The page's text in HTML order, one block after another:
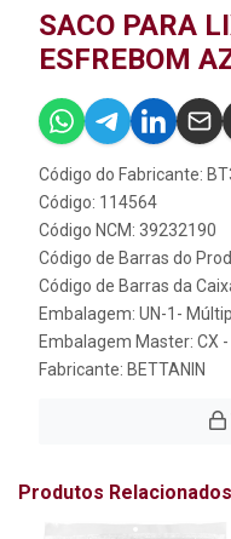
SACO PARA
ESFREBOM
Código do Fabricante:
Código: 114564
Código NCM: 39232190
Código de Barras do
Código de Barras da
Embalagem: UN-1-
Embalagem Master: CX
Fabricante: BETTANIN
Produtos Relacionados